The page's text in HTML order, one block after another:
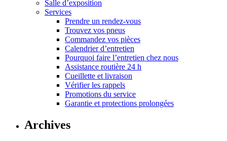
Salle d’exposition
Services
Prendre un rendez-vous
Trouvez vos pneus
Commandez vos pièces
Calendrier d’entretien
Pourquoi faire l’entretien chez nous
Assistance routière 24 h
Cueillette et livraison
Vérifier les rappels
Promotions du service
Garantie et protections prolongées
Archives